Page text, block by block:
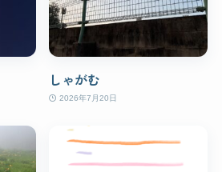
しゃがむ
2026年7月20日